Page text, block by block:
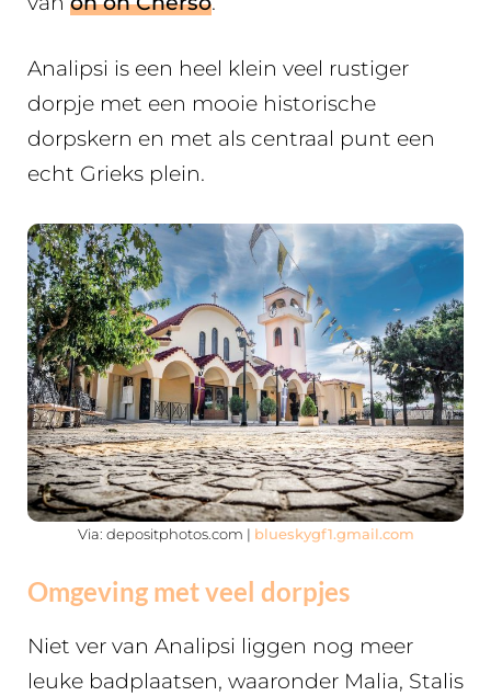
Analipsi is een heel klein veel rustiger
dorpje met een mooie historische
dorpskern en met als centraal punt een
echt Grieks plein.
Via: depositphotos.com | blueskygf1.gmail.com
Omgeving met veel dorpjes
Niet ver van Analipsi liggen nog meer
leuke badplaatsen, waaronder Malia, Stalis